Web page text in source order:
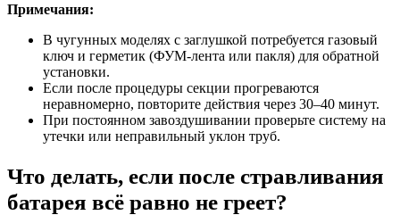
Примечания:
В чугунных моделях с заглушкой потребуется газовый
ключ и герметик (ФУМ-лента или пакля) для обратной
установки.
Если после процедуры секции прогреваются
неравномерно, повторите действия через 30–40 минут.
При постоянном завоздушивании проверьте систему на
утечки или неправильный уклон труб.
Что делать, если после стравливания
батарея всё равно не греет?